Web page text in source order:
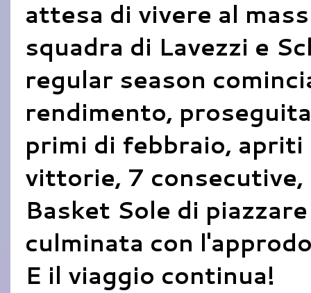
attesa di vivere al
squadra di Lavezzi e
regular season
rendimento,
primi di febbraio, apriti
vittorie, 7 consecutive,
Basket Sole di
culminata con
E il viaggio continua!